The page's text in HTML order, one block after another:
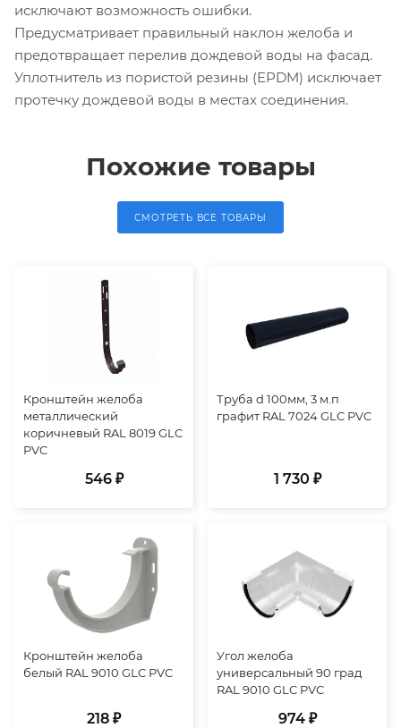
исключают возможность ошибки.
Предусматривает правильный наклон желоба и
предотвращает перелив дождевой воды на фасад.
Уплотнитель из пористой резины (EPDM) исключает
протечку дождевой воды в местах соединения.
Похожие товары
СМОТРЕТЬ ВСЕ ТОВАРЫ
Кронштейн желоба
металлический
коричневый RAL 8019 GLC
PVC
546 ₽
Труба d 100мм, 3 м.п
графит RAL 7024 GLC PVC
1 730 ₽
Кронштейн желоба
белый RAL 9010 GLC PVC
218 ₽
Угол желоба
универсальный 90 град
RAL 9010 GLC PVC
974 ₽